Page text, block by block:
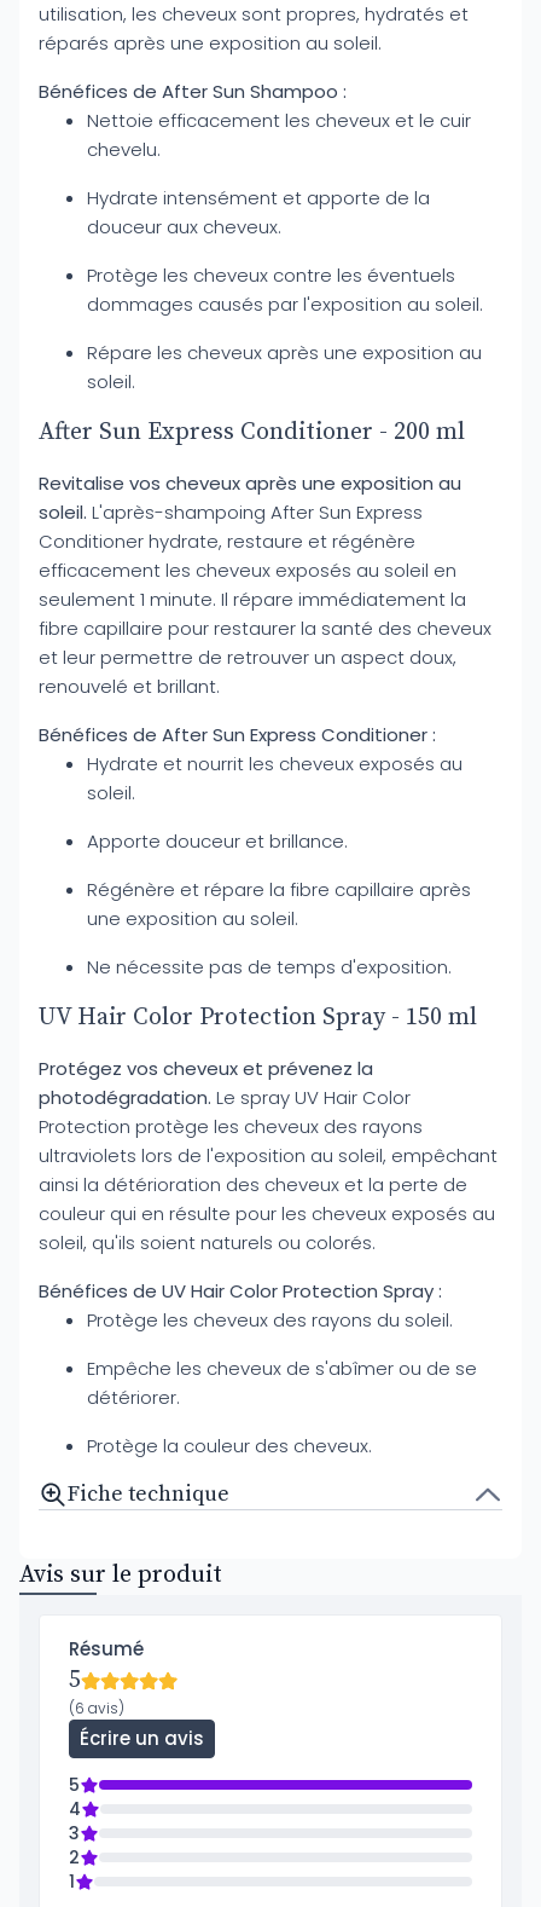
utilisation, les cheveux sont propres, hydratés et
réparés après une exposition au soleil.
Bénéfices de After Sun Shampoo :
Nettoie efficacement les cheveux et le cuir
chevelu.
Hydrate intensément et apporte de la
douceur aux cheveux.
Protège les cheveux contre les éventuels
dommages causés par l'exposition au soleil.
Répare les cheveux après une exposition au
soleil.
After Sun Express Conditioner - 200 ml
Revitalise vos cheveux après une exposition au
soleil. L'après-shampoing After Sun Express
Conditioner hydrate, restaure et régénère
efficacement les cheveux exposés au soleil en
seulement 1 minute. Il répare immédiatement la
fibre capillaire pour restaurer la santé des cheveux
et leur permettre de retrouver un aspect doux,
renouvelé et brillant.
Bénéfices de After Sun Express Conditioner :
Hydrate et nourrit les cheveux exposés au
soleil.
Apporte douceur et brillance.
Régénère et répare la fibre capillaire après
une exposition au soleil.
Ne nécessite pas de temps d'exposition.
UV Hair Color Protection Spray - 150 ml
Protégez vos cheveux et prévenez la
photodégradation. Le spray UV Hair Color
Protection protège les cheveux des rayons
ultraviolets lors de l'exposition au soleil, empêchant
ainsi la détérioration des cheveux et la perte de
couleur qui en résulte pour les cheveux exposés au
soleil, qu'ils soient naturels ou colorés.
Bénéfices de UV Hair Color Protection Spray :
Protège les cheveux des rayons du soleil.
Empêche les cheveux de s'abîmer ou de se
détériorer.
Protège la couleur des cheveux.
Fiche technique
Avis sur le produit
Résumé
5
(6 avis)
Écrire un avis
5
4
3
2
1